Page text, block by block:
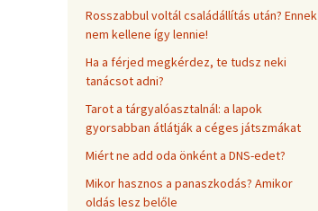
Rosszabbul voltál családállítás után? Ennek
nem kellene így lennie!
Ha a férjed megkérdez, te tudsz neki
tanácsot adni?
Tarot a tárgyalóasztalnál: a lapok
gyorsabban átlátják a céges játszmákat
Miért ne add oda önként a DNS-edet?
Mikor hasznos a panaszkodás? Amikor
oldás lesz belőle